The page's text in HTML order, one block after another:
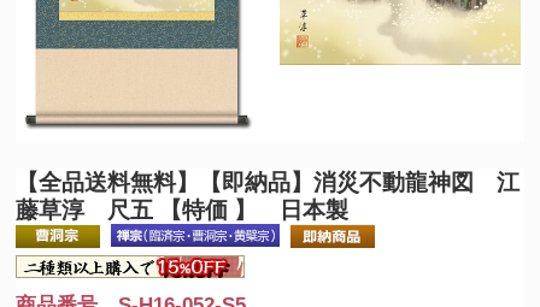
【全品送料無料】
【即納品】消災不動龍神図 江
藤草淳 尺五 【特価 】 日本製